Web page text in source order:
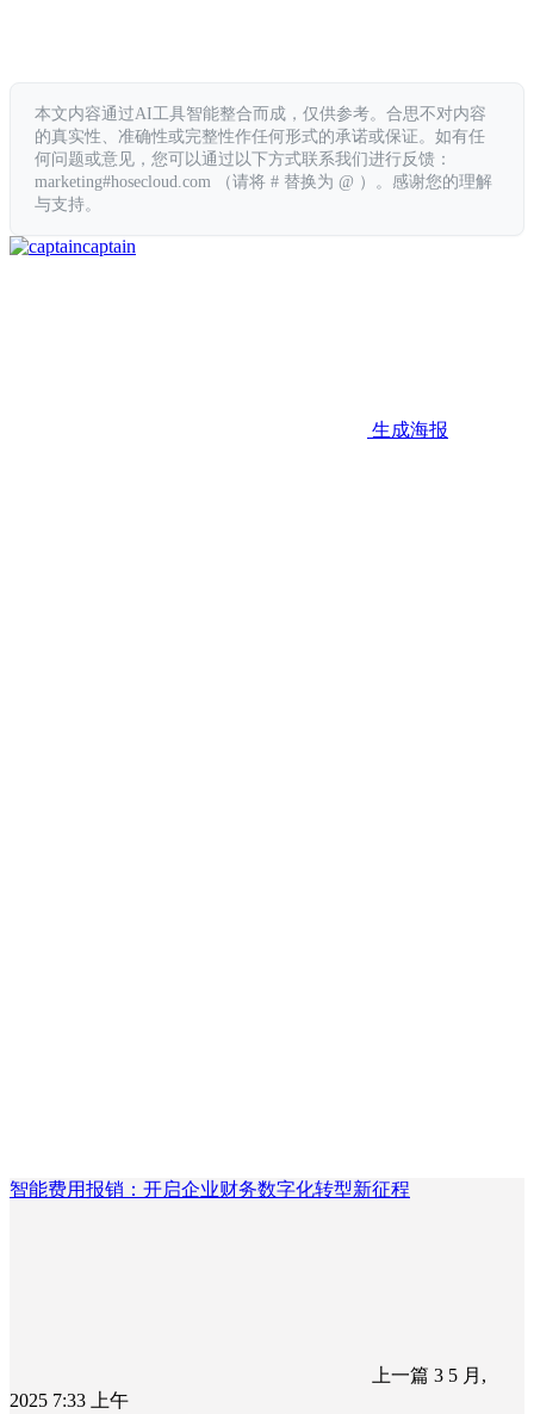
本文内容通过AI工具智能整合而成，仅供参考。合思不对内容
的真实性、准确性或完整性作任何形式的承诺或保证。如有任
何问题或意见，您可以通过以下方式联系我们进行反馈：
marketing#hosecloud.com （请将 # 替换为 @ ）。感谢您的理解
与支持。
captain
生成海报
智能费用报销：开启企业财务数字化转型新征程
上一篇 3 5 月,
2025 7:33 上午